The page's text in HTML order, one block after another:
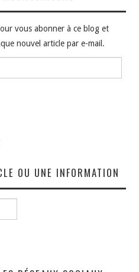
vous abonner à ce blog et
nouvel article par e-mail.
OU UNE INFORMATION